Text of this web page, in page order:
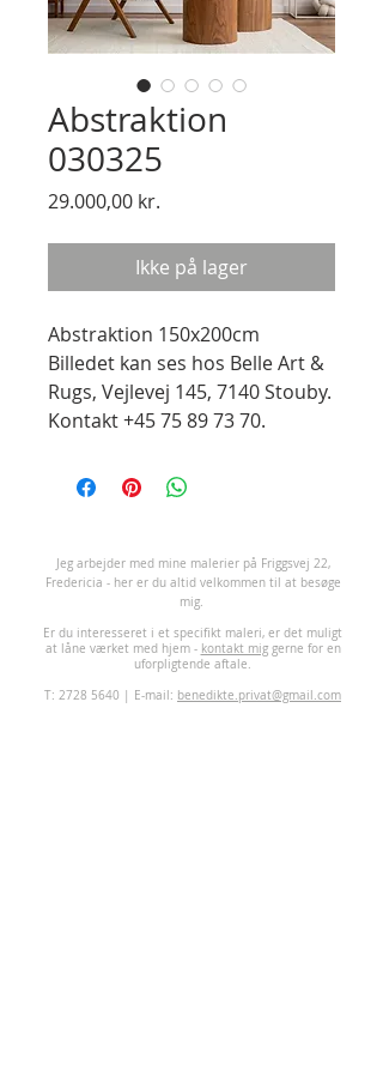
Abstraktion
030325
29.000,00 kr.
Ikke på lager
Abstraktion 150x200cm
Billedet kan ses hos Belle Art &
Rugs, Vejlevej 145, 7140 Stouby.
Kontakt +45 75 89 73 70.
eg arbejder med mine malerier på Friggsvej 22,
Fredericia - her er du altid velkommen til at besøge
mig.
Er du interesseret i et specifikt maleri, er det muligt
at låne værket med hjem - kontakt miggerne for en
uforpligtende aftale.
T: 2728 5640 | E-mail: benedikte.privat@gmail.com